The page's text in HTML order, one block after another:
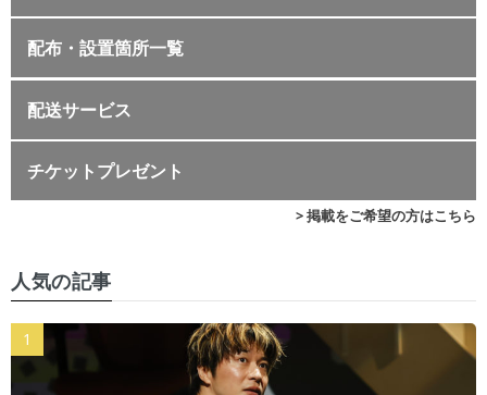
配布・設置箇所一覧
配送サービス
チケットプレゼント
> 掲載をご希望の方はこちら
人気の記事